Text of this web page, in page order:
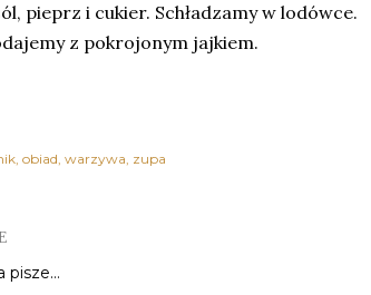
pieprz i cukier. Schładzamy w lodówce.
z pokrojonym jajkiem.
obiad warzywa zupa
pisze…